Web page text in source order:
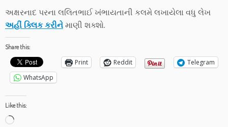
અક્ષરનાદ પરના લલિતભાઈ ખંભાયતાની કલમે લખાયેલા વધુ લેખ
અહીં ક્લિક કરીનેમાણી શક્શો.
Share this:
Print Reddit
Telegram
WhatsApp
Like this:
Loading…